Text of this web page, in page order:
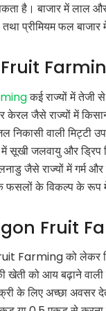
है। बाजार में लाल
प्रीमियम फल बाजार
Farming
कई राज्यों में तेजी
केरल जैसे राज्यों में
निकासी वाली
में सूखी जलवायु और
जैसे राज्यों में गर्म
फसलों के विकल्प के रूप
Fruit
Farming को लेकर
खेती को आय बढ़ाने
के लिए अच्छा